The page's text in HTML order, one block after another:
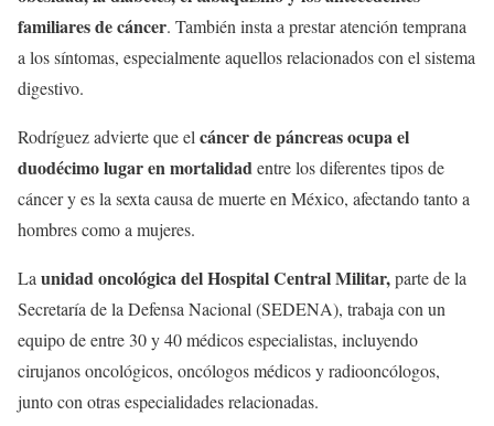
familiares de cáncer. También insta a prestar atención temprana
a los síntomas, especialmente aquellos relacionados con el sistema
digestivo.
Rodríguez advierte que el cáncer de páncreasocupa el
duodécimo lugar en mortalidadentre los diferentes tipos de
cáncer y es la sexta causa de muerte en México, afectando tanto a
hombres como a mujeres.
La unidad oncológica del Hospital Central Militar,parte de la
Secretaría de la Defensa Nacional (SEDENA), trabaja con un
equipo de entre 30 y 40 médicos especialistas, incluyendo
cirujanos oncológicos, oncólogos médicos y radiooncólogos,
junto con otras especialidades relacionadas.